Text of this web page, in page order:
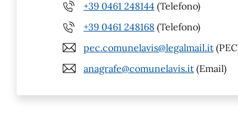
+39 0461 248144 (Telefono)
+39 0461 248168 (Telefono)
pec.comunelavis@legalmail.it
anagrafe@comunelavis.it (Email)